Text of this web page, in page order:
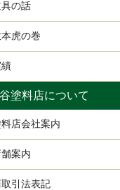
の話
虎の巻
塗料店について
店会社案内
案内
引法表記